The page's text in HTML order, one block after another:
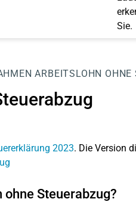
Sie.
ARBEITSLOHN OHNE
2023. Die Version
Steuerabzug?